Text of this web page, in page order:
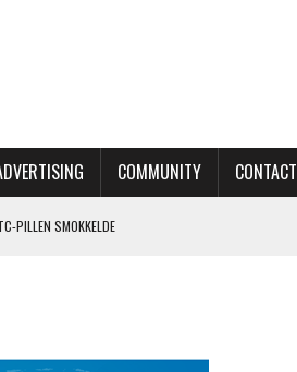
COMMUNITY CONTACT
PILLEN SMOKKELDE